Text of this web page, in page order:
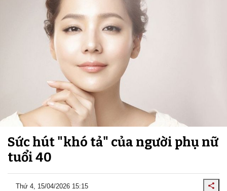
Sức hút "khó tả" của người phụ nữ
tuổi 40
Thứ 4, 15/04/2026 15:15